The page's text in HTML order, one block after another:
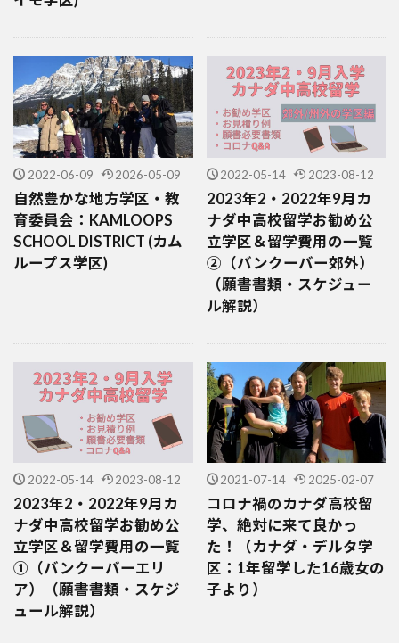
2022-06-09 2026-05-09
自然豊かな地方学区・教
育委員会：KAMLOOPS
SCHOOL DISTRICT (カム
ループス学区)
2022-05-14 2023-08-12
2023年2・2022年9月カ
ナダ中高校留学お勧め公
立学区＆留学費用の一覧
②（バンクーバー郊外）
（願書書類・スケジュー
ル解説）
2022-05-14 2023-08-12
2023年2・2022年9月カ
ナダ中高校留学お勧め公
立学区＆留学費用の一覧
①（バンクーバーエリ
ア）（願書書類・スケジ
ュール解説）
2021-07-14 2025-02-07
コロナ禍のカナダ高校留
学、絶対に来て良かっ
た！（カナダ・デルタ学
区：1年留学した16歳女の
子より）